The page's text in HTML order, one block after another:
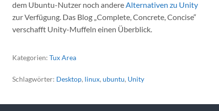
dem Ubuntu-Nutzer noch andereAlternativen zu Unity
zur Verfügung. Das Blog „Complete, Concrete, Concise“
verschafft Unity-Muffeln einen Überblick.
Kategorien: Tux Area
Schlagwörter: Desktop, linux, ubuntu, Unity